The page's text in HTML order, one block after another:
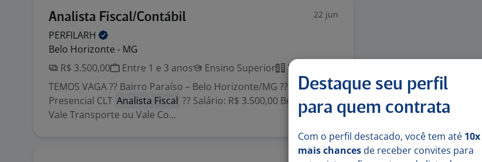
Analista Fiscal/Contábil 22 jun
PERFILARH
Belo Horizonte - MG
R$ 3.500,00
Entre 1 e 3 anos Ensino Superior
Presencial
TEMOS VAGA ?? Bairro Paraíso – Belo Horizonte/MG ?? 100%
Presencial CLT Analista Fiscal ?? Salário: R$ 3.500,00 Benefícios
Vale Transporte ou Vale Co...
Destaque seu perfil
para quem contrata
Com o perfil destacado, você tem até 10x
mais chances de receber convites para